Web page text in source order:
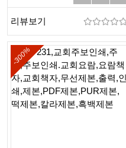
성경학교교재,인쇄,제본,
찬송가제본
리뷰보기
-300%